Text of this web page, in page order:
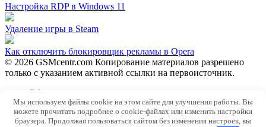
Настройка RDP в Windows 11
Удаление игры в Steam
Как отключить блокировщик рекламы в Opera
© 2026 GSMcentr.com Копирование материалов разрешено
только с указанием активной ссылки на первоисточник.
Обратная связь
Политика конфиденциальности
Пользовательское соглашение
Мы используем файлы cookie на этом сайте для улучшения работы. Вы
можете прочитать подробнее о cookie-файлах или изменить настройки
браузера. Продолжая пользоваться сайтом без изменения настроек, вы